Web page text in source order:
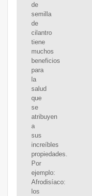
de
semilla
de
cilantro
tiene
muchos
beneficios
para
la
salud
que
se
atribuyen
a
sus
increíbles
propiedades.
Por
ejemplo:
Afrodisíaco:
los